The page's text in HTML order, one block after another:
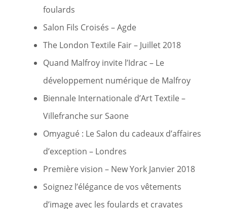
foulards
Salon Fils Croisés – Agde
The London Textile Fair – Juillet 2018
Quand Malfroy invite l’Idrac – Le
développement numérique de Malfroy
Biennale Internationale d’Art Textile –
Villefranche sur Saone
Omyagué : Le Salon du cadeaux d’affaires
d’exception – Londres
Première vision – New York Janvier 2018
Soignez l’élégance de vos vêtements
d’image avec les foulards et cravates